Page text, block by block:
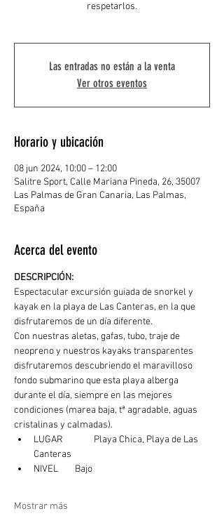
respetarlos.
Las entradas no están a la venta
Ver otros eventos
Horario y ubicación
08 jun 2024, 10:00 – 12:00
Salitre Sport, Calle Mariana Pineda, 26, 35007
Las Palmas de Gran Canaria, Las Palmas,
España
Acerca del evento
DESCRIPCIÓN:
Espectacular excursión guiada de snorkel y
kayak en la playa de Las Canteras, en la que
disfrutaremos de un día diferente.
Con nuestras aletas, gafas, tubo, traje de
neopreno y nuestros kayaks transparentes
disfrutaremos descubriendo el maravilloso
fondo submarino que esta playa alberga
durante el día, siempre en las mejores
condiciones (marea baja, tª agradable, aguas
cristalinas y calmadas).
LUGAR	  Playa Chica, Playa de Las
Canteras
NIVEL        Bajo
Mostrar más